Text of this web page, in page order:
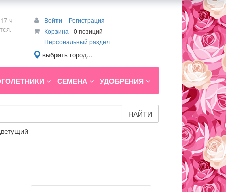
ч
Войти
Регистрация
Корзина
0 позиций
Персональный раздел
выбрать город...
СЕМЕНА УДОБРЕНИЯ
НАЙТИ